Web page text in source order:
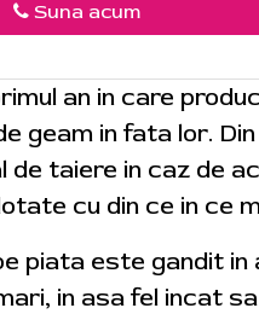
Suna acum
an in care
geam in fata lor.
taiere in caz de
cu din ce in ce
piata este gandit
in asa fel incat